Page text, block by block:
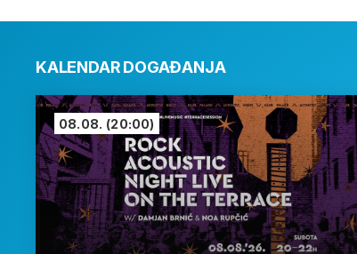
KALENDAR DOGAĐANJA
08.08. (20:00)